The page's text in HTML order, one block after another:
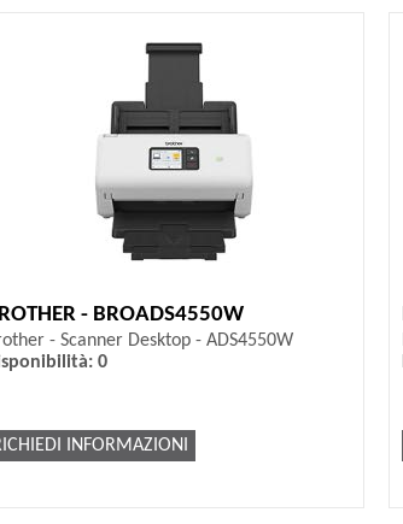
- BROADS4550W
- Scanner Desktop - ADS4550W
0
INFORMAZIONI